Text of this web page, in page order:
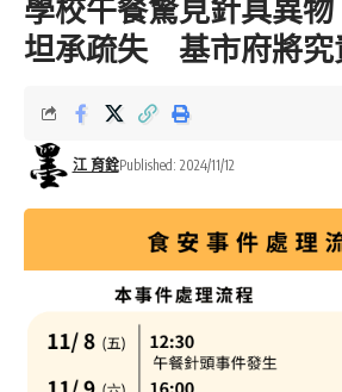
學校午餐驚見針具異
坦承疏失 基市府將究
江 育銓Published: 2024/11/12